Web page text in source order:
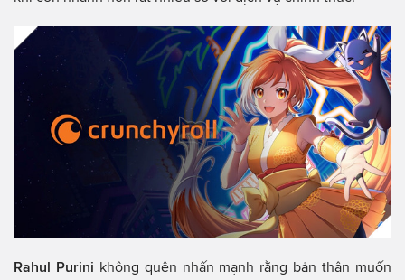
Rahul Purini không quên nhấn mạnh rằng bản thân muốn